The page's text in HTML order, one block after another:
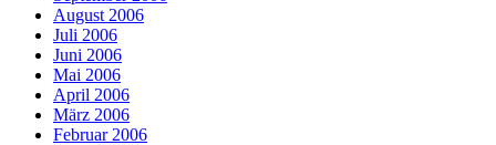
August 2006
Juli 2006
Juni 2006
Mai 2006
April 2006
März 2006
Februar 2006